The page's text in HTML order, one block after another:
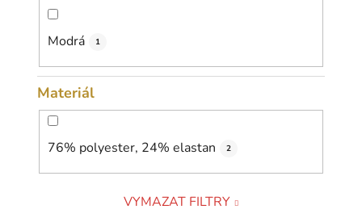
Modrá 1
Materiál
76% polyester, 24% elastan 2
VYMAZAT FILTRY